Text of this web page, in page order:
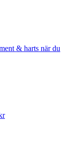
& harts när du